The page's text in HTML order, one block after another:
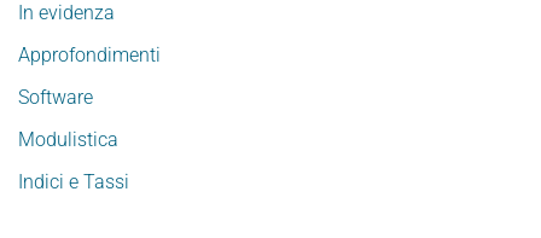
In evidenza
Approfondimenti
Software
Modulistica
Indici e Tassi